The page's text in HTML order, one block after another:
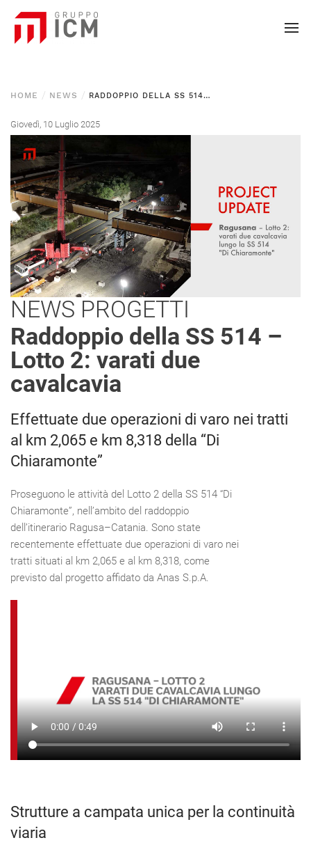
HOME NEWS RADDOPPIO DELLA SS 514 – LOTTO 2: VARATI DUE CAVALCAVIA
Giovedì, 10 Luglio 2025
NEWS PROGETTI
Raddoppio della SS 514 –
Lotto 2: varati due
cavalcavia
Effettuate due operazioni di varo nei tratti
al km 2,065 e km 8,318 della “Di
Chiaramonte”
Proseguono le attività del Lotto 2 della SS 514 “Di
Chiaramonte”, nell’ambito del raddoppio
dell’itinerario Ragusa–Catania. Sono state
recentemente effettuate due operazioni di varo nei
tratti situati al km 2,065 e al km 8,318, come
previsto dal progetto affidato da Anas S.p.A.
Strutture a campata unica per la continuità
viaria